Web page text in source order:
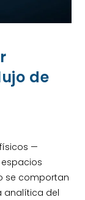
de
—
se comportan
analítica del